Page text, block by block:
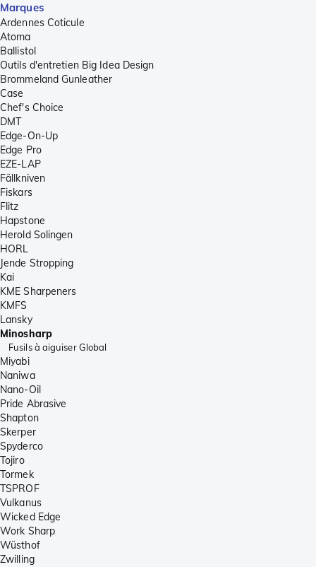
Marques
Ardennes Coticule
Atoma
Ballistol
Outils d'entretien Big Idea Design
Brommeland Gunleather
Case
Chef's Choice
DMT
Edge-On-Up
Edge Pro
EZE-LAP
Fällkniven
Fiskars
Flitz
Hapstone
Herold Solingen
HORL
Jende Stropping
Kai
KME Sharpeners
KMFS
Lansky
Minosharp
Fusils à aiguiser Global
Miyabi
Naniwa
Nano-Oil
Pride Abrasive
Shapton
Skerper
Spyderco
Tojiro
Tormek
TSPROF
Vulkanus
Wicked Edge
Work Sharp
Wüsthof
Zwilling